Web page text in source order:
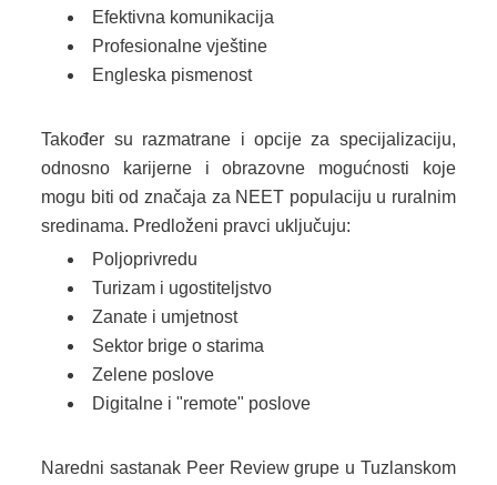
Efektivna komunikacija
Profesionalne vještine
Engleska pismenost
Također su razmatrane i opcije za specijalizaciju,
odnosno karijerne i obrazovne mogućnosti koje
mogu biti od značaja za NEET populaciju u ruralnim
sredinama. Predloženi pravci uključuju:
Poljoprivredu
Turizam i ugostiteljstvo
Zanate i umjetnost
Sektor brige o starima
Zelene poslove
Digitalne i "remote" poslove
Naredni sastanak Peer Review grupe u Tuzlanskom